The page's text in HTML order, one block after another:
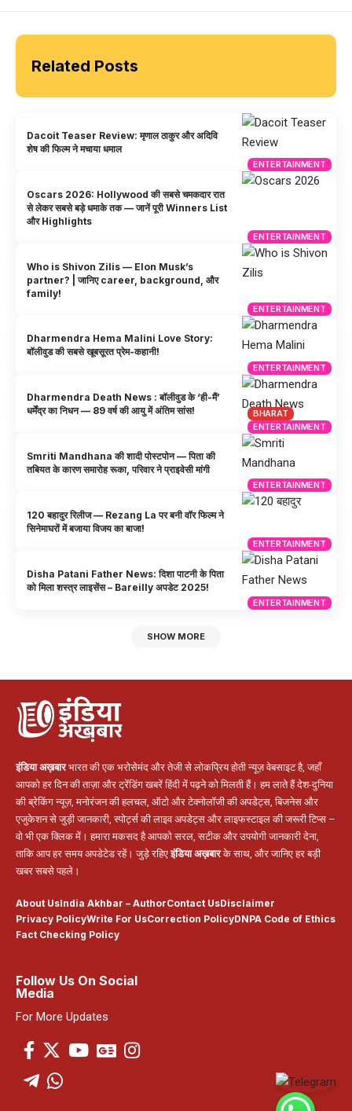
Related Posts
ENTERTAINMENT
Dacoit Teaser Review: मृणाल ठाकुर और अदिवि
शेष की फिल्म ने मचाया धमाल
ENTERTAINMENT
Oscars 2026: Hollywood की सबसे चमकदार रात
से लेकर सबसे बड़े धमाके तक — जानें पूरी Winners List
और Highlights
ENTERTAINMENT
Who is Shivon Zilis — Elon Musk’s
partner? | जानिए career, background, और
family!
ENTERTAINMENT
Dharmendra Hema Malini Love Story:
बॉलीवुड की सबसे खूबसूरत प्रेम-कहानी!
BHARAT
ENTERTAINMENT
Dharmendra Death News : बॉलीवुड के ‘ही-मैं’
धर्मेंद्र का निधन — 89 वर्ष की आयु में अंतिम सांस!
ENTERTAINMENT
Smriti Mandhana की शादी पोस्टपोन — पिता की
तबियत के कारण समारोह रूका, परिवार ने प्राइवेसी मांगी
ENTERTAINMENT
120 बहादुर रिलीज — Rezang La पर बनी वॉर फिल्म ने
सिनेमाघरों में बजाया विजय का बाजा!
ENTERTAINMENT
Disha Patani Father News: दिशा पाटनी के पिता
को मिला शस्त्र लाइसेंस – Bareilly अपडेट 2025!
SHOW MORE
इंडिया अख़बारभारत की एक भरोसेमंद और तेजी से लोकप्रिय होती न्यूज़ वेबसाइट है, जहाँ
आपको हर दिन की ताज़ा और ट्रेंडिंग खबरें हिंदी में पढ़ने को मिलती हैं। हम लाते हैं देश-दुनिया
की ब्रेकिंग न्यूज़, मनोरंजन की हलचल, ऑटो और टेक्नोलॉजी की अपडेट्स, बिजनेस और
एजुकेशन से जुड़ी जानकारी, स्पोर्ट्स की लाइव अपडेट्स और लाइफस्टाइल की जरूरी टिप्स –
वो भी एक क्लिक में। हमारा मकसद है आपको सरल, सटीक और उपयोगी जानकारी देना,
ताकि आप हर समय अपडेटेड रहें। जुड़े रहिएइंडिया अख़बारके साथ, और जानिए हर बड़ी
खबर सबसे पहले।
About UsIndia Akhbar – AuthorContact UsDisclaimer
Privacy PolicyWrite For UsCorrection PolicyDNPA Code of Ethics
Fact Checking Policy
Follow Us On Social
Media
For More Updates